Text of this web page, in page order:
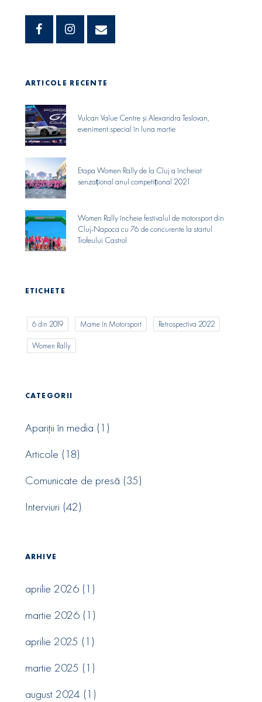
ARTICOLE RECENTE
Vulcan Value Centre și Alexandra Teslovan,
eveniment special în luna martie
Etapa Women Rally de la Cluj a încheiat
senzaṭional anul competiṭional 2021
Women Rally încheie festivalul de motorsport din
Cluj-Napoca cu 76 de concurente la startul
Trofeului Castrol
ETICHETE
6 din 2019 Mame în Motorsport Retrospectiva 2022
Women Rally
CATEGORII
Apariții în media (1)
Articole (18)
Comunicate de presă (35)
Interviuri (42)
ARHIVE
aprilie 2026(1)
martie 2026(1)
aprilie 2025 (1)
martie 2025 (1)
august 2024 (1)